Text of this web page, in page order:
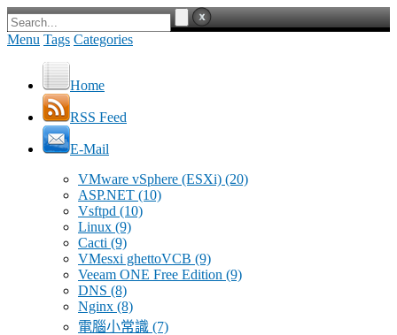
Menu Tags Categories
Home
RSS Feed
E-Mail
VMware vSphere (ESXi) (20)
ASP.NET (10)
Vsftpd (10)
Linux (9)
Cacti (9)
VMesxi ghettoVCB (9)
Veeam ONE Free Edition (9)
DNS (8)
Nginx (8)
電腦小常識 (7)